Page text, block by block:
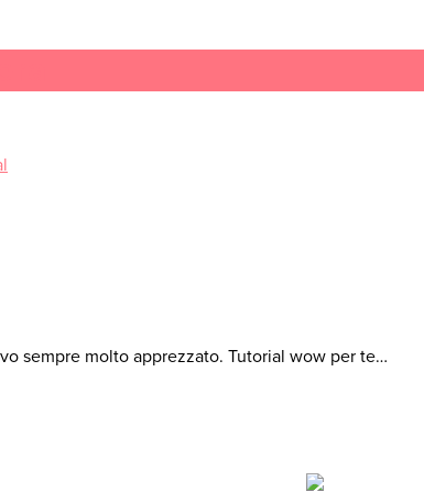
sempre molto apprezzato. Tutorial wow per te…